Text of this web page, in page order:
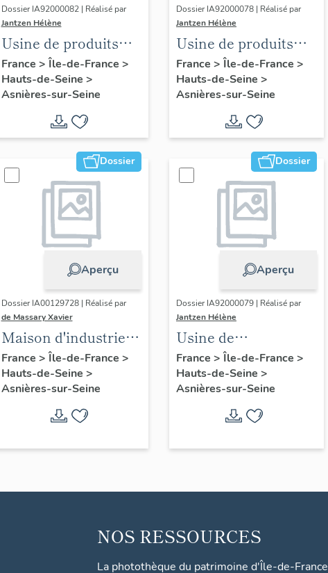
Dossier IA92000082 | Réalisé par
Jantzen Hélène
Usine de produits
pharmaceutiques
dite société
industrielle de
Thérapeutique
Scientifique
France > Île-de-France >
Hauts-de-Seine >
Asnières-sur-Seine
Dossier IA92000078 | Réalisé par
Jantzen Hélène
Usine de produits
chimiques
L'Oxilythe, puis
usine de
construction
automobile Ford,
puis Peugeot Citroën
SA
France > Île-de-France >
Hauts-de-Seine >
Asnières-sur-Seine
Dossier
Aperçu
Dossier IA00129728 | Réalisé par
de Massary Xavier
Maison d'industriel
dite Maison Vuitton
France > Île-de-France >
Hauts-de-Seine >
Asnières-sur-Seine
Dossier
Aperçu
Dossier IA92000079 | Réalisé par
Jantzen Hélène
Usine de
construction
aéronautique de la
Société Industrielle
pour l'Aéronautique,
puis Lucas (détruit
France > Île-de-France >
Hauts-de-Seine >
Asnières-sur-Seine
NOS RESSOURCES
La photothèque du patrimoine d'Île-de-France